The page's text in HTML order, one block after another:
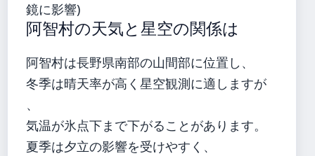
鏡に影響)
阿智村の天気と星空の関係は
阿智村は長野県南部の山間部に位置し、
冬季は晴天率が高く星空観測に適しますが
、
気温が氷点下まで下がることがあります。
夏季は夕立の影響を受けやすく、